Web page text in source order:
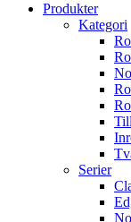
Produkter
Kategori
Serier